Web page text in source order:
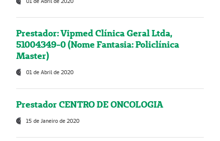
Prestador: Vipmed Clínica Geral Ltda,
51004349-0 (Nome Fantasia: Policlínica
Master)
01 de Abril de 2020
Prestador CENTRO DE ONCOLOGIA
15 de Janeiro de 2020